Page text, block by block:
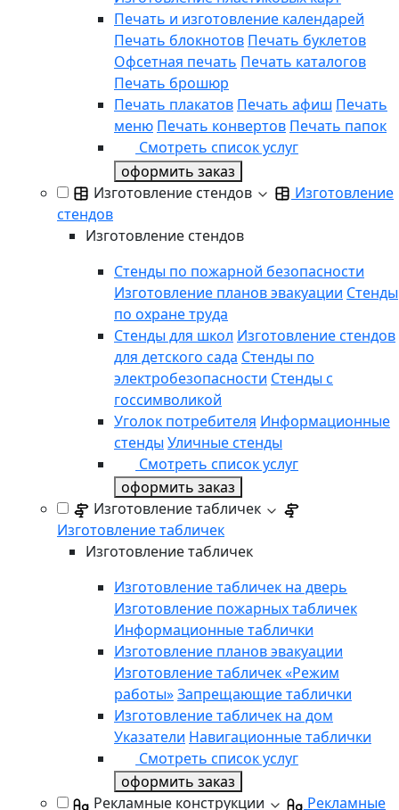
Печать и изготовление календарей
Печать блокнотов Печать буклетов
Офсетная печать Печать каталогов
Печать брошюр
Печать плакатов Печать афиш Печать
меню Печать конвертов Печать папок
Смотреть список услуг
оформить заказ
Изготовление стендов
Изготовление
стендов
Изготовление стендов
Стенды по пожарной безопасности
Изготовление планов эвакуации Стенды
по охране труда
Стенды для школ Изготовление стендов
для детского сада Стенды по
электробезопасности Стенды с
госсимволикой
Уголок потребителя Информационные
стенды Уличные стенды
Смотреть список услуг
оформить заказ
Изготовление табличек
Изготовление табличек
Изготовление табличек
Изготовление табличек на дверь
Изготовление пожарных табличек
Информационные таблички
Изготовление планов эвакуации
Изготовление табличек «Режим
работы»Запрещающие таблички
Изготовление табличек на дом
Указатели Навигационные таблички
Смотреть список услуг
оформить заказ
Рекламные конструкции
Рекламные